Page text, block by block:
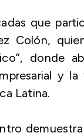
que
Colón,
donde
y
Latina.